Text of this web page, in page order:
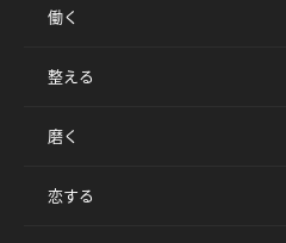
働く
整える
磨く
恋する